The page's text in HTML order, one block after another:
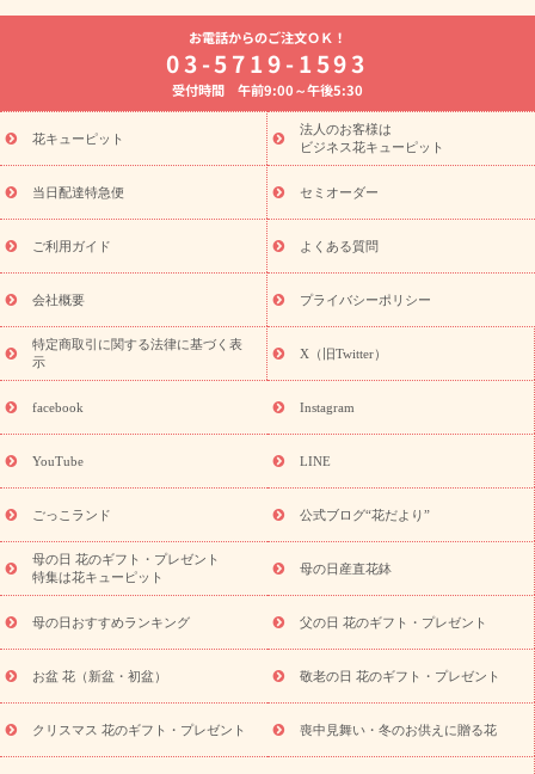
よく贈られる花
お祝いの花特集
誕生日フラワーギフト特集
8月の誕生花(トルコキキョウ)
開店・開業祝い
お供え・お悔やみ お供え・お悔やみの花
通夜・葬儀に贈る花 胡蝶蘭・花鉢
ーブドフラワー
季節のイベント
ひまわり ギフト・プレゼント
特集
お盆 花（新盆・初盆） 季節のイベント
お盆 花（新
盆・初盆）
お盆 花（新盆・初盆）
お盆・お供え 花とセットギ
フト
お盆・お供え プリザーブドフラワー
ひまわり ギフト・プ
レゼント特集
夏の花贈り・お中元・暑中見舞い 花のギフト特集
敬老の日におくる花ギフト・プレゼント特集
花ギフト・プレゼント特集
敬老の日 花のおすすめランキング
敬
老の日 花鉢植えのギフト・プレゼント特集
敬老の日 花とセットギ
フト・プレゼント特集
敬老の日の花 全てのギフト一覧
キャン
ペーン
「きょう誕生日なんです」キャンペーン
探す
誕生日フラワーギフト 誕生日フラワーギフト特集
誕生
日フラワーギフト商品一覧
ユリ トルコキキョウ
誕生花(トルコキキョウ)
9月の誕生花(リンドウ)
誕生日セット
ギフト
「きょう誕生日なんです」キャンペーン
用途から探す お祝いの花特集 当日配達特急便
お祝い商品
一覧
お祝い 新築・引っ越し祝い
結婚記念日
結婚祝い 出産祝い 退院祝い・快気祝い
還暦
祝い・長寿祝い
プチギフト ペットのお祝いフラワー
元・暑中見舞い
敬老の日
お供え
お供え・お悔やみ商品一覧 お供え・お悔やみの花
十九日法要以降に贈る花
通夜・葬儀に贈る花
お供え お花とセッ
お盆（新盆・初盆）
お祝い返し お見舞い
お取り
プリザーブドフラワー
スタイルから探す
アレンジメント
お電話からのご注文ＯＫ！
03-5719-1593
受付時間 午前9:00～午後5:30
花キューピット
法人のお客様は
ビジネス花キューピット
当日配達特急便 セミオーダー
ご利用ガイド よくある質問
会社概要 プライバシーポリシー
特定商取引に関する法律に基づく表
示
X（旧Twitter）
facebook Instagram
YouTube LINE
ごっこランド 公式ブログ“花だより”
母の日 花のギフト・プレゼント
特集は花キューピット
母の日産直花鉢
母の日おすすめランキング 父の日 花のギフト・プレゼント
お盆 花（新盆・初盆） 敬老の日 花のギフト・プレゼント
クリスマス 花のギフト・プレゼント 喪中見舞い・冬のお供えに贈る花